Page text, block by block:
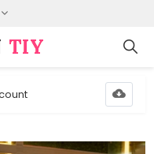
TIY